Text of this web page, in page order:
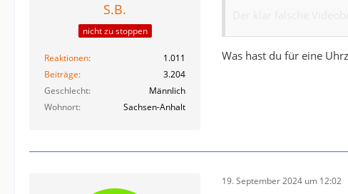
S.B.
nicht zu stoppen
Reaktionen
1.011
Beiträge
3.204
Geschlecht
Männlich
Wohnort
Sachsen-Anhalt
Während der
Was hast du für eine
19. September 2024 um 12:02